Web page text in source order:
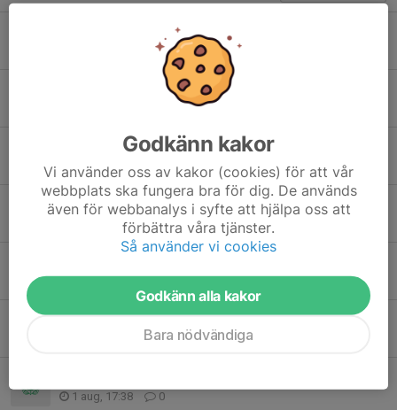
Resa Kiruna lörd 15/8
5
Match sönd 9/8 GIF-Gällivare p12
7 aug, 22:19
Match lörd 8/8 GIF-ÖIF
6 aug, 15:22 0
6 aug, 12:47 0
Match p12 Lira-GIF onsd 5/8
0
1 aug, 17:38 0
Godkänn kakor
Vi använder oss av kakor (cookies) för att vår
webbplats ska fungera bra för dig. De används
även för webbanalys i syfte att hjälpa oss att
förbättra våra tjänster.
Så använder vi cookies
Godkänn alla kakor
Bara nödvändiga